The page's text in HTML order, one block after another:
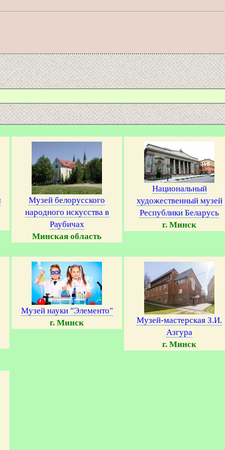
Музей белорусского
народного искусства в
Раубичах
Минская область
Национальный
художественный музей
Республики Беларусь
г. Минск
Музей науки "Элементо"
г. Минск
Музей-мастерская З.И.
Азгура
г. Минск